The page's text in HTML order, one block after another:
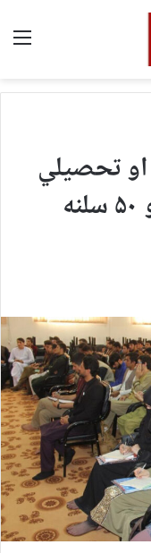
تحصیلي
بنسټونونو د زده کړیالانو ۵۰ سلنه